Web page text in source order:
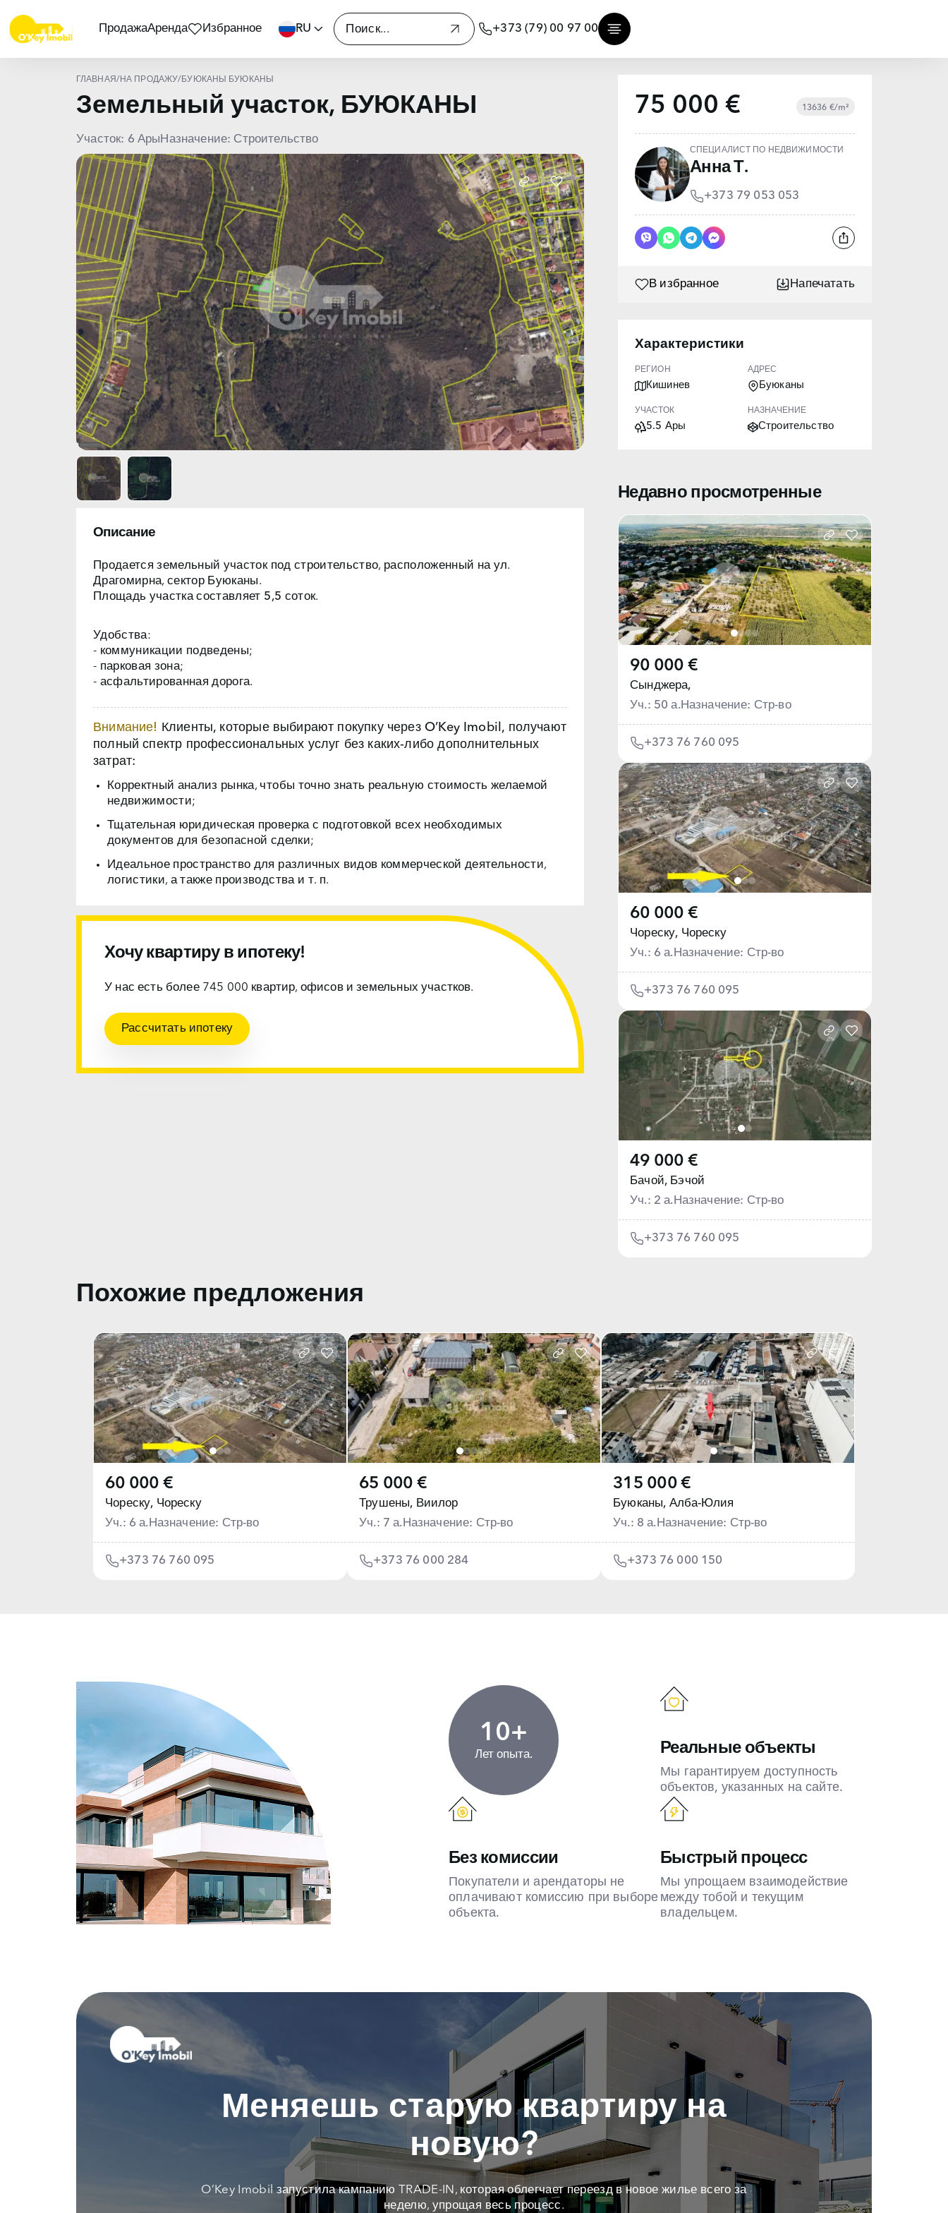
ПродажаАренда Избранное RU +373 (79) 00 97 00
ГЛАВНАЯ/ НА ПРОДАЖУ/ БУЮКАНЫ БУЮКАНЫ
Земельный участок, БУЮКАНЫ
Участок: 6 Ары Назначение: Строительство
Описание
Продается земельный участок под строительство, расположенный на ул.
Драгомирна, сектор Буюканы.
Площадь участка составляет 5,5 соток.
Удобства:
- коммуникации подведены;
- парковая зона;
- асфальтированная дорога.
Внимание!
Клиенты, которые выбирают покупку через O’Key Imobil, получают
полный спектр профессиональных услуг без каких‑либо дополнительных
затрат:
Корректный анализ рынка, чтобы точно знать реальную стоимость желаемой
недвижимости;
Тщательная юридическая проверка с подготовкой всех необходимых
документов для безопасной сделки;
Идеальное пространство для различных видов коммерческой деятельности,
логистики, а также производства и т. п.
Хочу квартиру в ипотеку!
У нас есть более 745 000 квартир, офисов и земельных участков.
Рассчитать ипотеку
75 000 € 13636 €/m²
СПЕЦИАЛИСТ ПО НЕДВИЖИМОСТИ
Анна Т.
+373 79 053 053
В избранное Напечатать
Характеристики
РЕГИОН
Кишинев
АДРЕС
Буюканы
УЧАСТОК
5.5 Ары
НАЗНАЧЕНИЕ
Строительство
Недавно просмотренные
90 000 €
Сынджера,
Уч.: 50 а.Назначение: Стр-во
+373 76 760 095
60 000 €
Чореску, Чореску
Уч.: 6 а. Назначение: Стр-во
+373 76 760 095
49 000 €
Бачой, Бэчой
Уч.: 2 а. Назначение: Стр-во
+373 76 760 095
Похожие предложения
60 000 €
Чореску, Чореску
Уч.: 6 а. Назначение: Стр-во
+373 76 760 095
65 000 €
Трушены, Виилор
Уч.: 7 а. Назначение: Стр-во
+373 76 000 284
315 000 €
Буюканы, Алба-Юлия
Уч.: 8 а. Назначение: Стр-во
+373 76 000 150
10+
Лет опыта. Реальные объекты
Мы гарантируем доступность
объектов, указанных на сайте.
Без комиссии
Покупатели и арендаторы не
оплачивают комиссию при выборе
объекта.
Быстрый процесс
Мы упрощаем взаимодействие
между тобой и текущим
владельцем.
Меняешь старую квартиру на
новую?
O’Key Imobil запустила кампанию TRADE-IN, которая облегчает переезд в новое жилье всего за
неделю, упрощая весь процесс.